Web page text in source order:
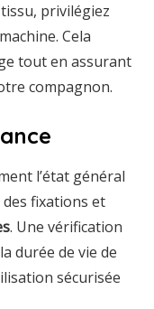
privilégiez
Cela
tout en assurant
compagnon.
l’état général
des fixations et
. Une vérification
durée de vie de
sécurisée